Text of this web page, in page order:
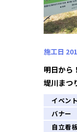
施工日
明日から
堤川まつ
イベン
バナー
自立看